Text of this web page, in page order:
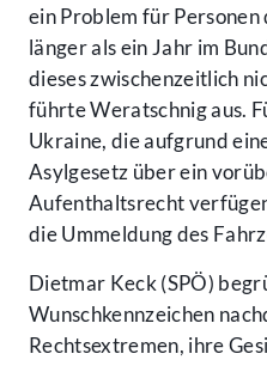
ein Problem für
länger als ein Jahr im
dieses zwischenzeitlich
führte Weratschnig aus.
Ukraine, die aufgrund
Asylgesetz über ein
Aufenthaltsrecht
die Ummeldung des
Dietmar Keck (SPÖ)
Wunschkennzeichen
Rechtsextremen, ihre